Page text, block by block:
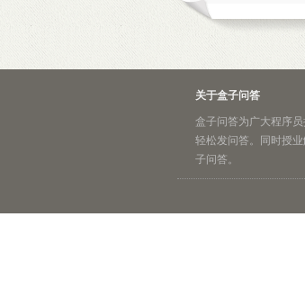
关于盒子问答
盒子问答为广大程序
轻松发问答。同时授
子问答。